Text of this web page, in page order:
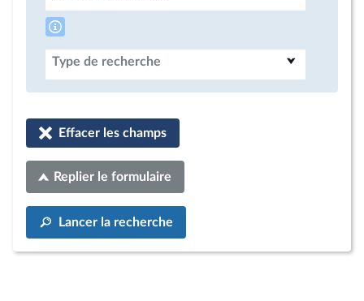
Type de recherche
Effacer les champs
Replier le formulaire
Lancer la recherche